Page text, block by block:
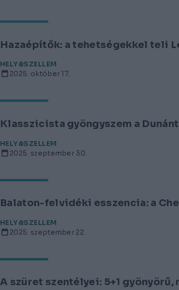
Hazaépítők: a tehetségekkel teli
HELY&SZELLEM
2025. október 17.
Klasszicista gyöngyszem a
HELY&SZELLEM
2025. szeptember 30.
Balaton-felvidéki esszencia: a
HELY&SZELLEM
2025. szeptember 22.
A szüret szentélyei: 5+1